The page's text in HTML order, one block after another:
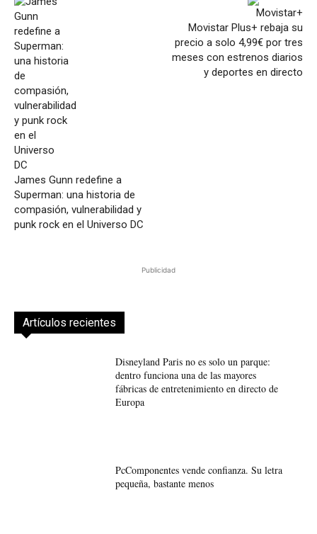
James Gunn redefine a
Superman: una historia de
compasión, vulnerabilidad y
punk rock en el Universo DC
Movistar Plus+ rebaja su
precio a solo 4,99€ por tres
meses con estrenos diarios
y deportes en directo
Publicidad
Artículos recientes
Disneyland Paris no es solo un parque:
dentro funciona una de las mayores
fábricas de entretenimiento en directo de
Europa
PcComponentes vende confianza. Su letra
pequeña, bastante menos